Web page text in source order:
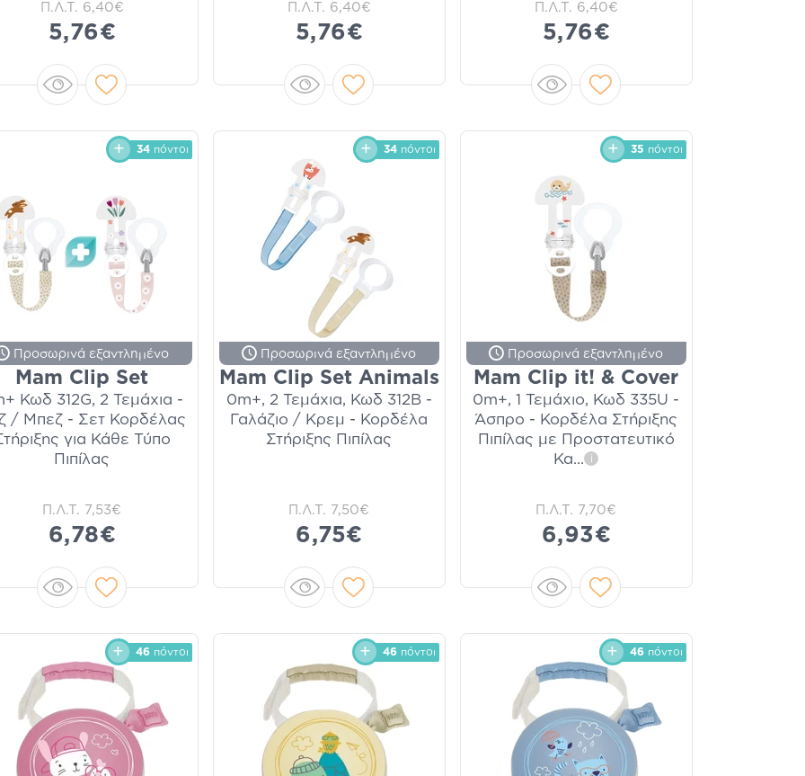
Π.Λ.Τ. 6,40€
5,76€
Π.Λ.Τ. 6,40€
5,76€
Π.Λ.Τ. 6,40€
5,76€
34πόντοι
Προσωρινά εξαντλημένο
Mam Clip Set
Κωδ 312G, 2 Τεμάχια -
/ Μπεζ - Σετ Κορδέλας
για Κάθε Τύπο
Πιπίλας
Π.Λ.Τ. 7,53€
6,78€
34πόντοι
Προσωρινά εξαντλημένο
Mam Clip Set Animals
0m+, 2 Τεμάχια, Κωδ 312B -
Γαλάζιο / Κρεμ - Κορδέλα
Στήριξης Πιπίλας
Π.Λ.Τ. 7,50€
6,75€
35 πόντοι
Προσωρινά εξαντλημένο
Mam Clip it! & Cover
0m+, 1 Τεμάχιο, Κωδ 335U -
Άσπρο - Κορδέλα Στήριξης
Πιπίλας με Προστατευτικό
Κα... i
Π.Λ.Τ. 7,70€
6,93€
46πόντοι 46πόντοι 46πόντοι